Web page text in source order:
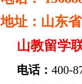
地址：山东
山教留学
电话： 400-